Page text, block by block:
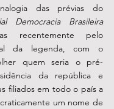
Democracia Brasileira
recentemente pelo
da legenda, com o
quem seria o pré-
da república e
filiados em todo o país a
um nome de